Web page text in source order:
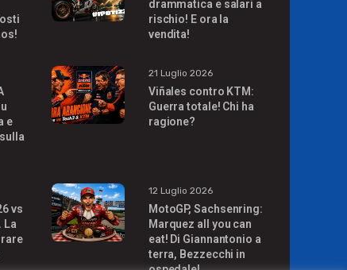
drammatica e salari a
rischio! E ora la
vendita!
e
21 Luglio 2026
Viñales contro KTM:
Guerra totale! Chi ha
ragione?
vs
La
12 Luglio 2026
MotoGP, Sachsenring:
Marquez all you can
eat! Di Giannantonio a
terra, Bezzecchi in